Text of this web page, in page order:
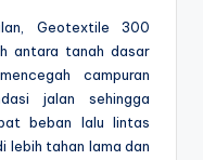
Geotextile 300
antara tanah dasar
campuran
jalan sehingga
beban lalu lintas
lebih tahan lama dan